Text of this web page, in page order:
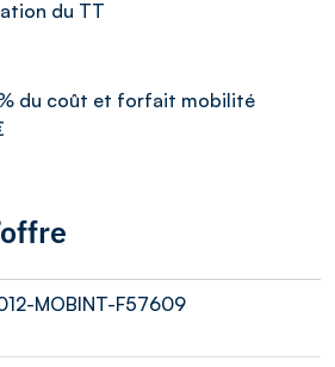
du TT
du coût et forfait mobilité
MOBINT-F57609